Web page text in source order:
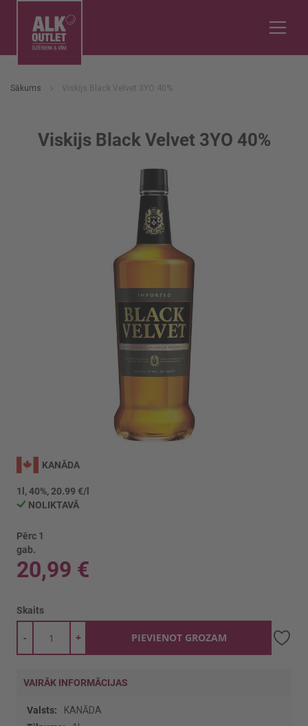
Sākums Viskijs Black Velvet 3YO 40%
Viskijs Black Velvet 3YO 40%
uz
galerijas
sākumu
KANĀDA
1l, 40%, 20.99 €/l
NOLIKTAVĀ
Pērc 1
gab.
20,99 €
Skaits
+
- PIEVIENOT GROZAM
VAIRĀK INFORMĀCIJAS
Vairāk
informācijas
KANĀDA